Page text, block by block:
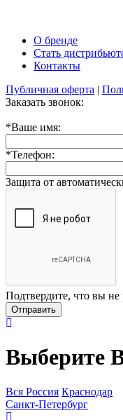
О бренде
Стать
Контакты
Публичная оферта |
Заказать звонок:
*Ваше имя:
*Телефон:
Защита от
Подтвердите, что вы не
Выберите
Вся Россия Краснодар
Санкт-Петербург